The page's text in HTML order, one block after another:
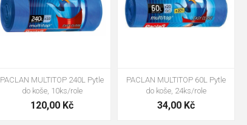
PACLAN MULTITOP 240L Pytle
do koše, 10ks/role
120,00 Kč
PACLAN MULTITOP 60L Pytle
do koše, 24ks/role
34,00 Kč